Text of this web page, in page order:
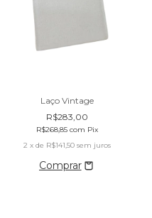
Laço Vintage
R$283,00
R$268,85 com Pix
2 x de R$141,50 sem juros